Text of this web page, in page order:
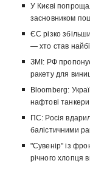
У Києві
засновником
ЄС різко
— хто став
ЗМІ: РФ
ракету для
Bloomberg:
нафтові
ПС: Росія
балістичними
"Сувенір" із
річного хлопця